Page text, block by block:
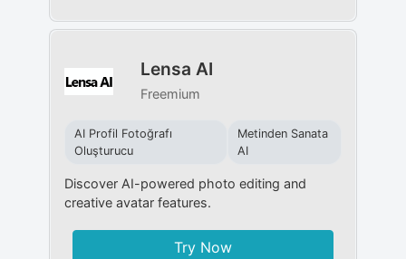
Lensa AI
Freemium
AI Profil Fotoğrafı
Oluşturucu
Metinden Sanata
AI
Discover AI-powered photo editing and
creative avatar features.
Try Now